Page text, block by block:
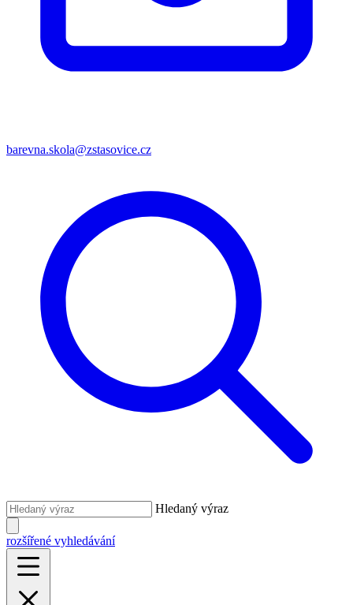
barevna.skola@zstasovice.cz
Hledaný výraz
rozšířené vyhledávání